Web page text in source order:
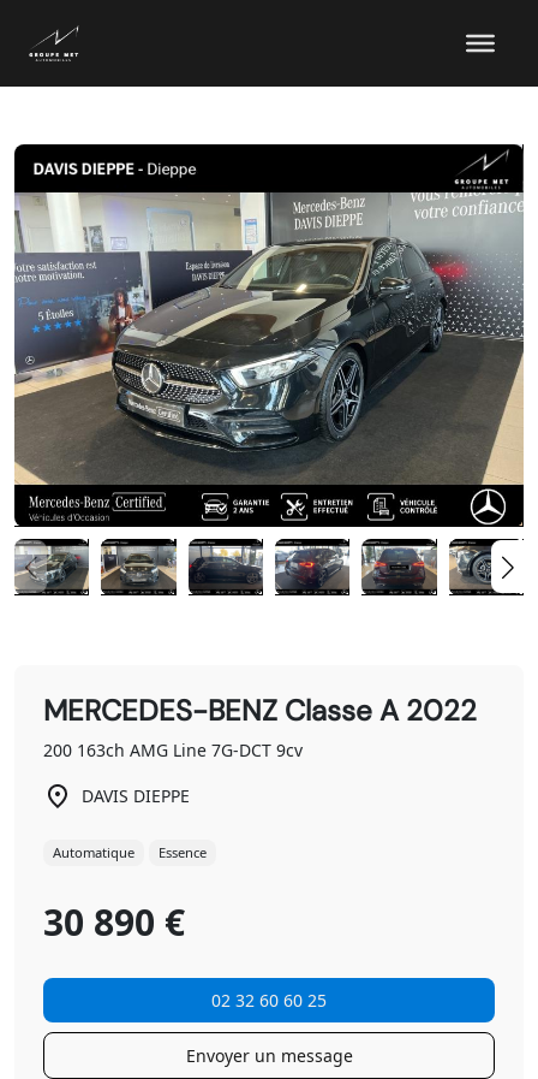
MERCEDES-BENZ Classe A 2022
200 163ch AMG Line 7G-DCT 9cv
DAVIS DIEPPE
Automatique Essence
30 890 €
02 32 60 60 25
Envoyer un message